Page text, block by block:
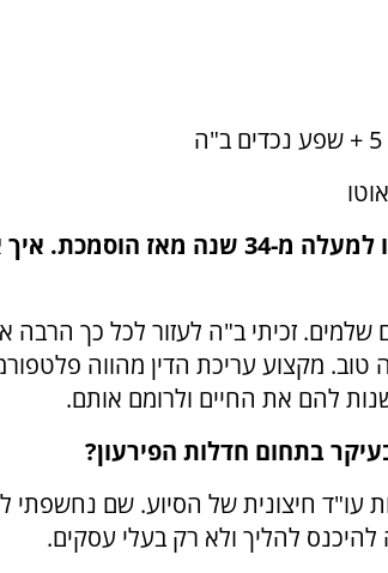
עו"ד מירי וינברגר, עברו למעלה מ-34
זכיתי ב"ה לעזור לכל כך הרבה
מקצוע עריכת הדין מהווה
להם את החיים ולרומם אותם.
בתחום חדלות הפירעון?
לי להיות עו"ד חיצונית של הסיוע. שם
להליך ולא רק בעלי עסקים.